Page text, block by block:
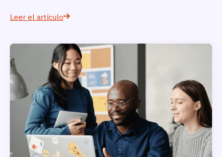
Leer el artículo